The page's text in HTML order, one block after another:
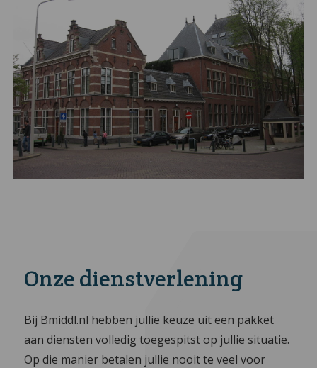
Onze dienstverlening
Bij Bmiddl.nl hebben jullie keuze uit een pakket
aan diensten volledig toegespitst op jullie situatie.
Op die manier betalen jullie nooit te veel voor